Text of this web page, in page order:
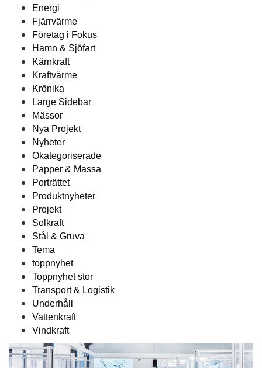
Energi
Fjärrvärme
Företag i Fokus
Hamn & Sjöfart
Kärnkraft
Kraftvärme
Krönika
Large Sidebar
Mässor
Nya Projekt
Nyheter
Okategoriserade
Papper & Massa
Porträttet
Produktnyheter
Projekt
Solkraft
Stål & Gruva
Tema
toppnyhet
Toppnyhet stor
Transport & Logistik
Underhåll
Vattenkraft
Vindkraft